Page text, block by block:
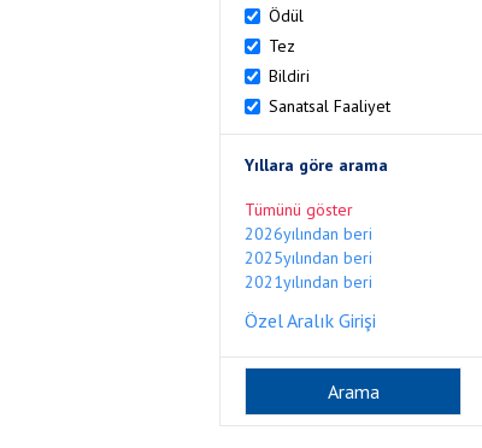
Ödül
Tez
Bildiri
Sanatsal Faaliyet
Yıllara göre arama
Tümünü göster
2026yılından beri
2025yılından beri
2021yılından beri
Özel Aralık Girişi